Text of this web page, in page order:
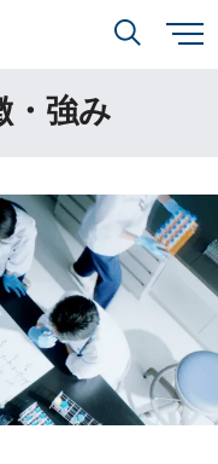
THROUGH」
・強み